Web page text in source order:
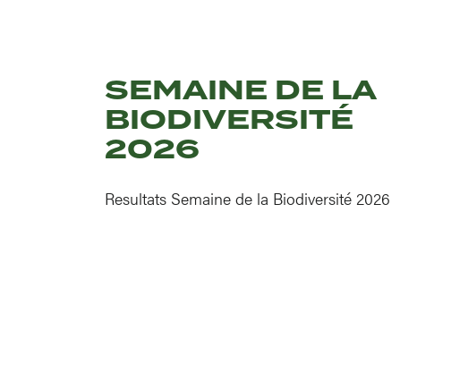
SEMAINE DE LA
BIODIVERSITÉ
2026
Resultats Semaine de la Biodiversité 2026